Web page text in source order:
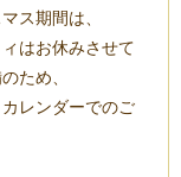
ス期間は、
はお休みさせて
ため、
レンダーでのご